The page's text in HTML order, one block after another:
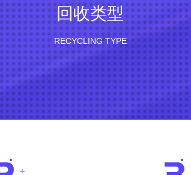
回收类型
RECYCLING TYPE